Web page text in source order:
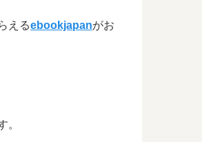
えるebookjapanがお
。